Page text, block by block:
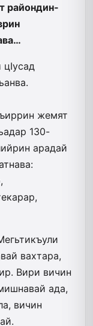
райондин­
цIусад
жемят
130-
арадай
вахтара,
Вири вичин
ада,
вичин